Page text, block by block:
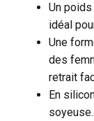
Un
idéal
Une
des
retrait
En
soyeuse.